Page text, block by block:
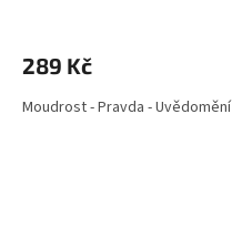
289 Kč
Moudrost - Pravda - Uvědomění